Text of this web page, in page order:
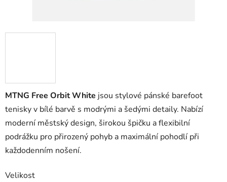
MTNG Free Orbit White jsou stylové pánské barefoot
tenisky v bílé barvě s modrými a šedými detaily. Nabízí
moderní městský design, širokou špičku a flexibilní
podrážku pro přirozený pohyb a maximální pohodlí při
každodenním nošení.
Velikost